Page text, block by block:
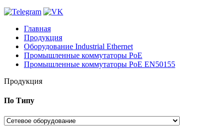
Главная
Продукция
Оборудование Industrial Ethernet
Промышленные коммутаторы PoE
Промышленные коммутаторы PoE EN50155
Продукция
По Типу